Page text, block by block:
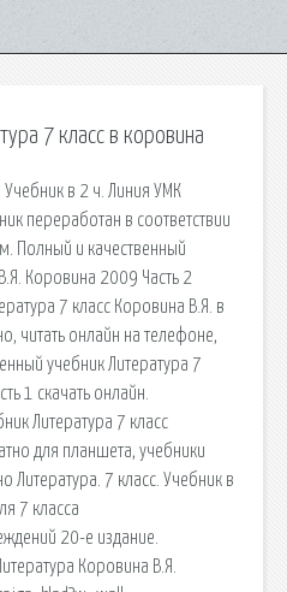
7 класс в коровина
Учебник в 2 ч. Линия УМК
переработан в соответствии
Полный и качественный
Коровина 2009 Часть 2
7 класс Коровина В.Я. в
читать онлайн на телефоне,
учебник Литература 7
1 скачать онлайн.
Литература 7 класс
для планшета, учебники
Литература. 7 класс. Учебник в
7 класса
20-е издание.
Коровина В.Я.